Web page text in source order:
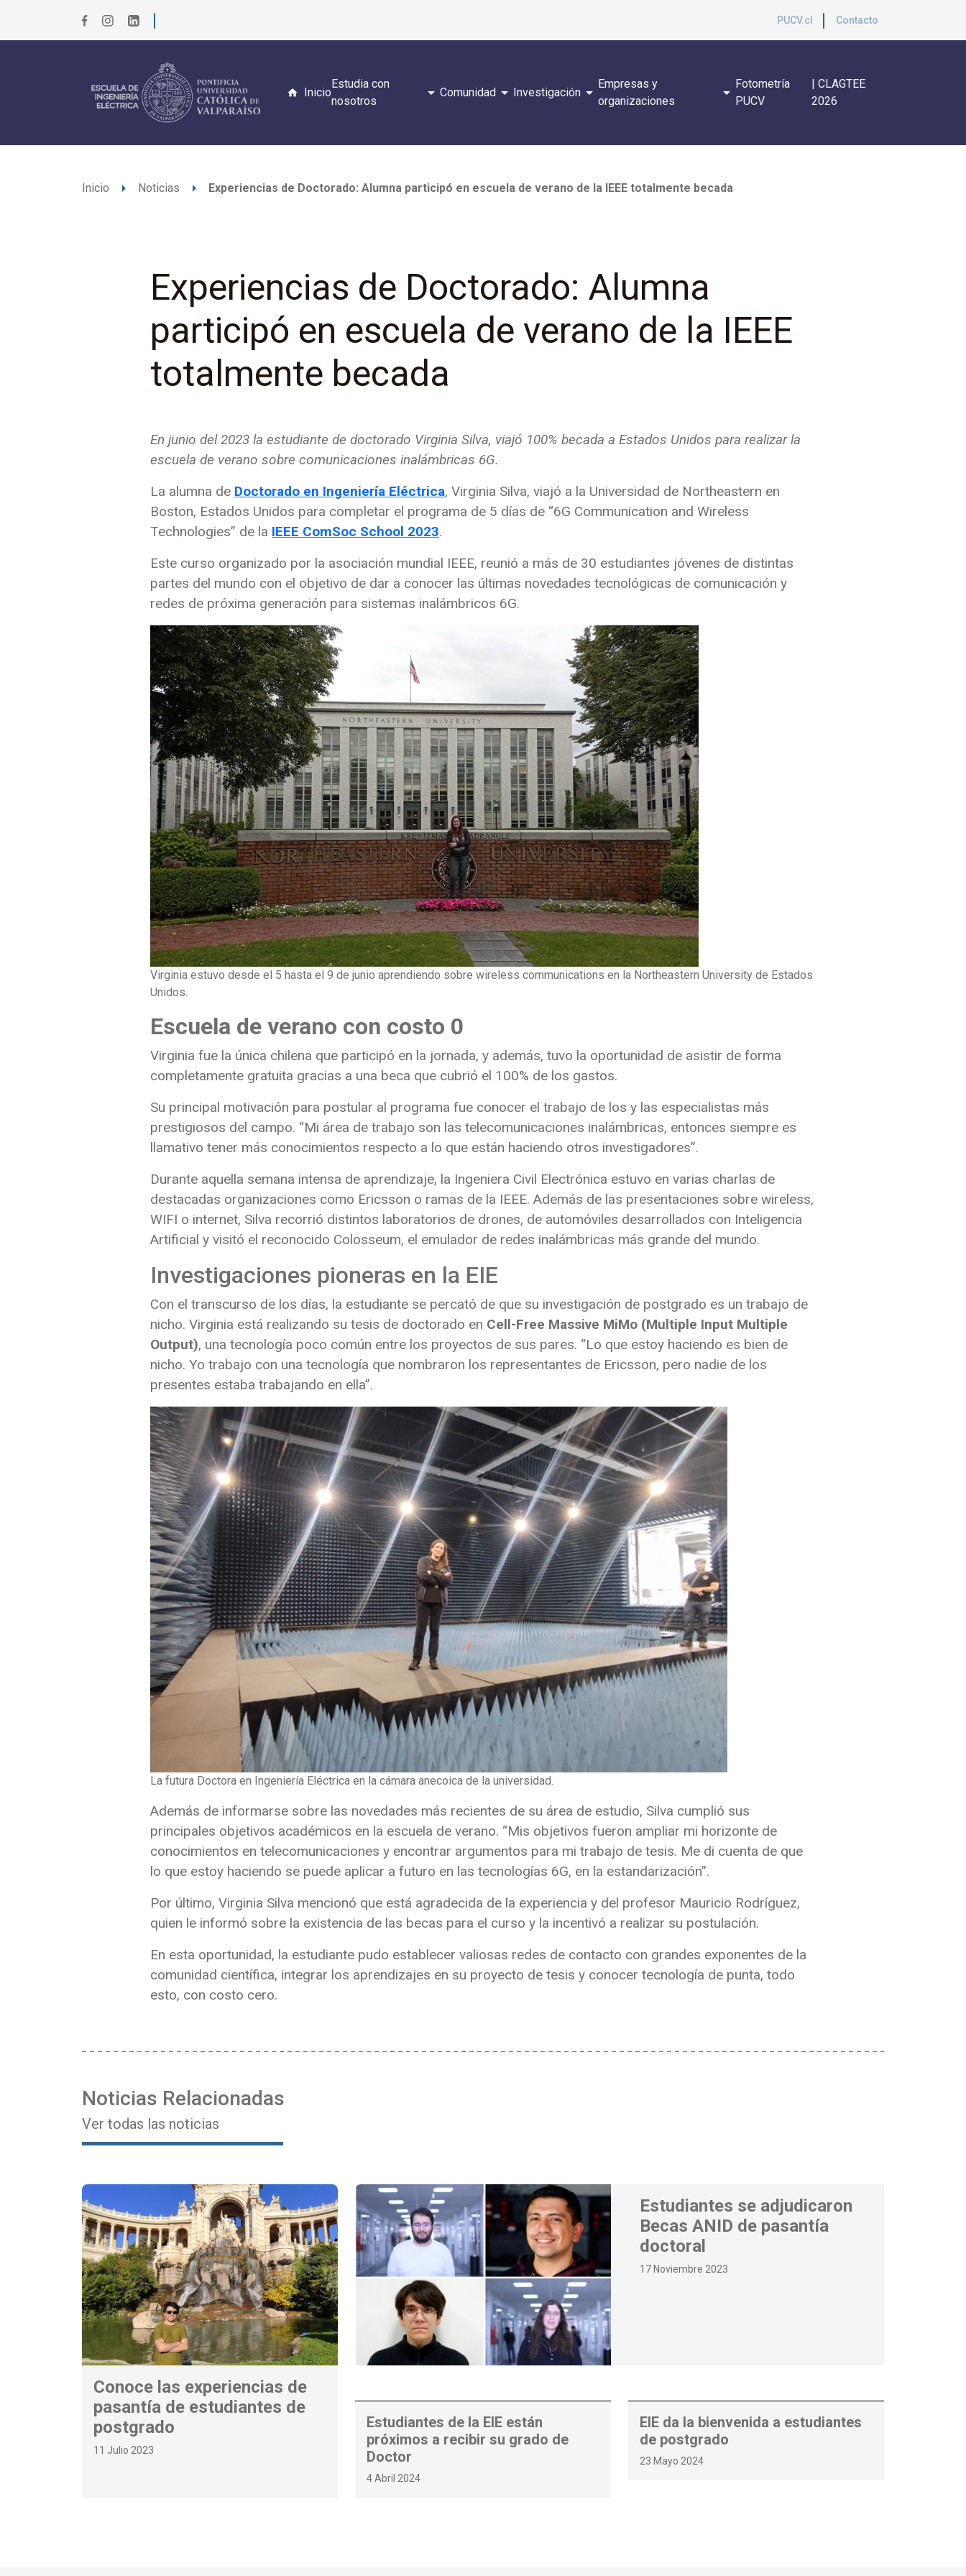
PUCV.cl Contacto
Inicio
Estudia con
nosotros
arrow_drop_down Comunidadarrow_drop_down Investigaciónarrow_drop_down
Empresas y
organizaciones
arrow_drop_down
Fotometría
PUCV
| CLAGTEE
2026
Inicio arrow_right Noticias arrow_right Experiencias de Doctorado: Alumna participó en escuela de verano de la IEEE totalmente becada
Experiencias de Doctorado: Alumna
participó en escuela de verano de la IEEE
totalmente becada
En junio del 2023 la estudiante de doctorado Virginia Silva, viajó 100% becada a Estados Unidos para realizar la
escuela de verano sobre comunicaciones inalámbricas 6G.
La alumna de Doctorado en Ingeniería Eléctrica, Virginia Silva, viajó a la Universidad de Northeastern en
Boston, Estados Unidos para completar el programa de 5 días de “6G Communication and Wireless
Technologies” de la IEEE ComSoc School 2023.
Este curso organizado por la asociación mundial IEEE, reunió a más de 30 estudiantes jóvenes de distintas
partes del mundo con el objetivo de dar a conocer las últimas novedades tecnológicas de comunicación y
redes de próxima generación para sistemas inalámbricos 6G.
Virginia estuvo desde el 5 hasta el 9 de junio aprendiendo sobre wireless communications en la Northeastern University de Estados
Unidos.
Escuela de verano con costo 0
Virginia fue la única chilena que participó en la jornada, y además, tuvo la oportunidad de asistir de forma
completamente gratuita gracias a una beca que cubrió el 100% de los gastos.
Su principal motivación para postular al programa fue conocer el trabajo de los y las especialistas más
prestigiosos del campo. “Mi área de trabajo son las telecomunicaciones inalámbricas, entonces siempre es
llamativo tener más conocimientos respecto a lo que están haciendo otros investigadores”.
Durante aquella semana intensa de aprendizaje, la Ingeniera Civil Electrónica estuvo en varias charlas de
destacadas organizaciones como Ericsson o ramas de la IEEE. Además de las presentaciones sobre wireless,
WIFI o internet, Silva recorrió distintos laboratorios de drones, de automóviles desarrollados con Inteligencia
Artificial y visitó el reconocido Colosseum, el emulador de redes inalámbricas más grande del mundo.
Investigaciones pioneras en la EIE
Con el transcurso de los días, la estudiante se percató de que su investigación de postgrado es un trabajo de
nicho. Virginia está realizando su tesis de doctorado en Cell-Free Massive MiMo (Multiple Input Multiple
Output), una tecnología poco común entre los proyectos de sus pares. “Lo que estoy haciendo es bien de
nicho. Yo trabajo con una tecnología que nombraron los representantes de Ericsson, pero nadie de los
presentes estaba trabajando en ella”.
La futura Doctora en Ingeniería Eléctrica en la cámara anecoica de la universidad.
Además de informarse sobre las novedades más recientes de su área de estudio, Silva cumplió sus
principales objetivos académicos en la escuela de verano. “Mis objetivos fueron ampliar mi horizonte de
conocimientos en telecomunicaciones y encontrar argumentos para mi trabajo de tesis. Me di cuenta de que
lo que estoy haciendo se puede aplicar a futuro en las tecnologías 6G, en la estandarización”.
Por último, Virginia Silva mencionó que está agradecida de la experiencia y del profesor Mauricio Rodríguez,
quien le informó sobre la existencia de las becas para el curso y la incentivó a realizar su postulación.
En esta oportunidad, la estudiante pudo establecer valiosas redes de contacto con grandes exponentes de la
comunidad científica, integrar los aprendizajes en su proyecto de tesis y conocer tecnología de punta, todo
esto, con costo cero.
Noticias Relacionadas
Ver todas las noticias
Conoce las experiencias de
pasantía de estudiantes de
postgrado
11 Julio 2023
Estudiantes se adjudicaron
Becas ANID de pasantía
doctoral
17 Noviembre 2023
Estudiantes de la EIE están
próximos a recibir su grado de
Doctor
4 Abril 2024
EIE da la bienvenida a estudiantes
de postgrado
23 Mayo 2024